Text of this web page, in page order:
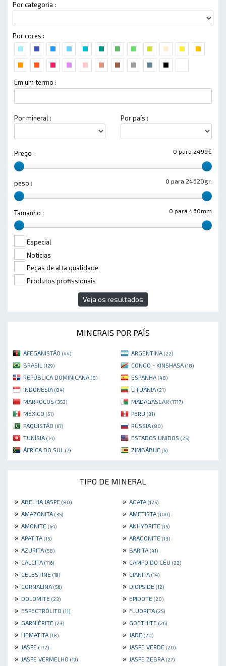
Por categoria :
Por cores :
Em um termo :
Por mineral : Por país :
0 para 2499€
Preço :
0 para 24620gr.
peso :
0 para 460mm
Tamanho :
Especial
Notícias
Peças de alta qualidade
Produtos profissionais
Veja os resultados
MINERAIS POR PAÍS
AFEGANISTÃO (44) ARGENTINA (22)
BRASIL (129) CONGO - KINSHASA (18)
REPÚBLICA DOMINICANA (8) ESPANHA (48)
INDONÉSIA (84) LITUÂNIA (21)
MARROCOS (353) MADAGASCAR (1717)
MÉXICO (51) PERU (31)
PAQUISTÃO (67) RÚSSIA (80)
TUNÍSIA (14) ESTADOS UNIDOS (25)
ÁFRICA DO SUL (7) ZIMBÁBUE (6)
TIPO DE MINERAL
» ABELHA JASPE (80) » AGATA (125)
» AMAZONITA (35) » AMETISTA (100)
» AMONITE (64) » ANHYDRITE (15)
» APATITA (15) » ARAGONITE (13)
» AZURITA (58) » BARITA (41)
» CALCITA (116) » CAMPO DO CÉU (22)
» CELESTINE (19) » CIANITA (14)
» CORNALINA (56) » DIOPSIDE (12)
» DOLOMITE (23) » EPIDOTE (20)
» ESPECTRÓLITO (11) » FLUORITA (25)
» GARNIÈRITE (23) » GOETHITE (26)
» HEMATITA (18) » JADE (20)
» JASPE (172) » JASPE VERDE (20)
» JASPE VERMELHO (19) » JASPE ZEBRA (27)